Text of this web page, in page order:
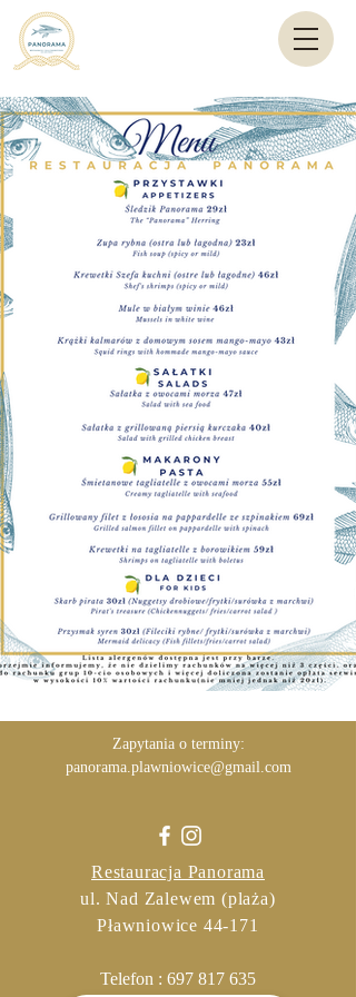
Zapytania o terminy:
panorama.plawniowice@gmail.com
Restauracja Panorama
ul. Nad Zalewem (plaża)
Pławniowice 44-171
Telefon : 697 817 635